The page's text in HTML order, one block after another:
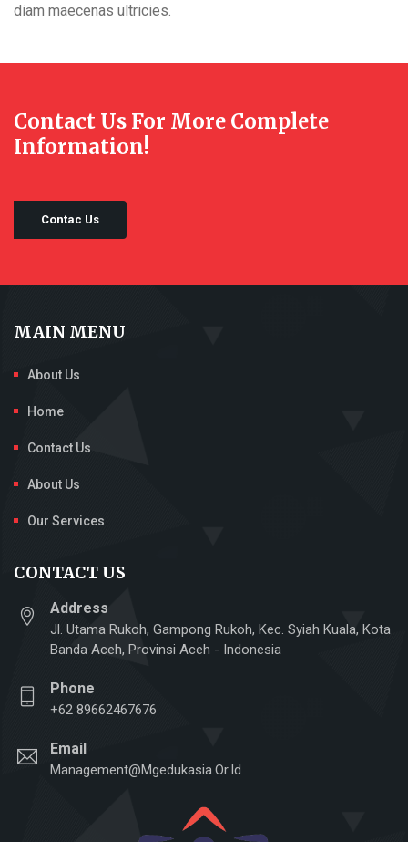
diam maecenas ultricies.
Contact Us For More Complete
Information!
Contac Us
MAIN MENU
About Us
Home
Contact Us
About Us
Our Services
CONTACT US
Address
Jl. Utama Rukoh, Gampong Rukoh, Kec. Syiah Kuala, Kota
Banda Aceh, Provinsi Aceh - Indonesia
Phone
+62 89662467676
Email
Management@mgedukasia.or.id